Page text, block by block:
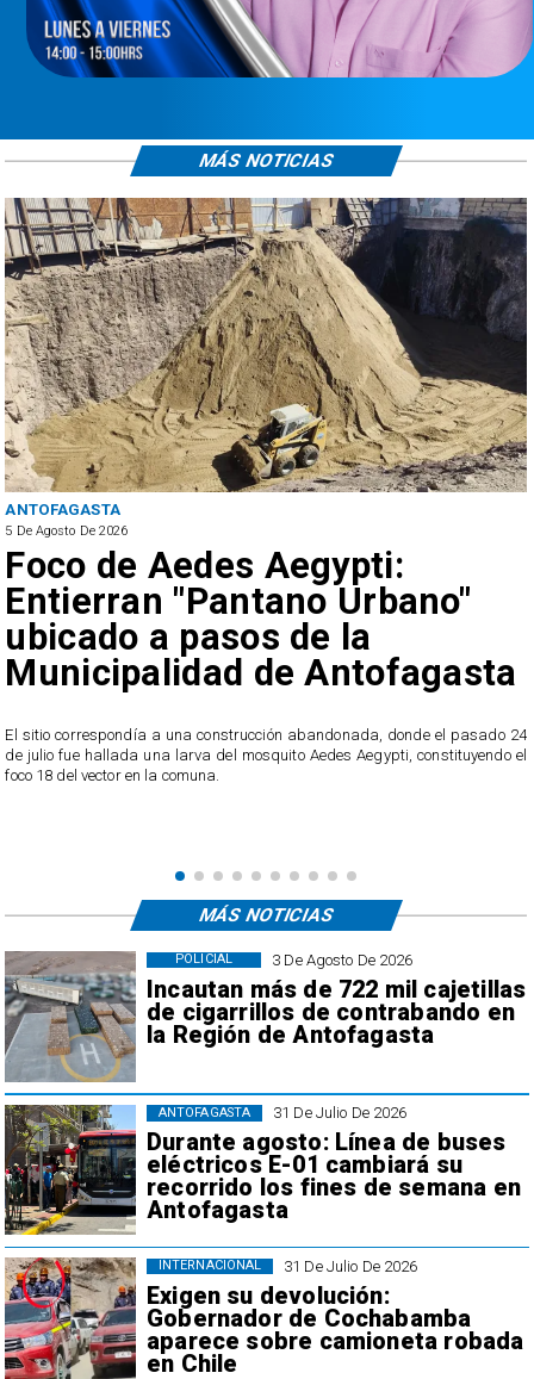
Aegypti:
Urbano"
de la
Antofagasta
abandonada, donde el pasado 24
Aedes Aegypti, constituyendo el
Hasta 80 km/
Alerta
por viento en
Antofagasta
A partir de este miércoles, se
moderado en los sectores de
MÁS NOTICIAS
3 De Agosto De 2026
Incautan más de 722 mil cajetillas
de cigarrillos de contrabando en
la Región de Antofagasta
POLICIAL
31 De Julio De 2026
Durante agosto: Línea de buses
eléctricos E-01 cambiará su
recorrido los fines de semana en
Antofagasta
ANTOFAGASTA
31 De Julio De 2026
Exigen su devolución:
Gobernador de Cochabamba
aparece sobre camioneta robada
en Chile
INTERNACIONAL
MÁS NOTICIAS